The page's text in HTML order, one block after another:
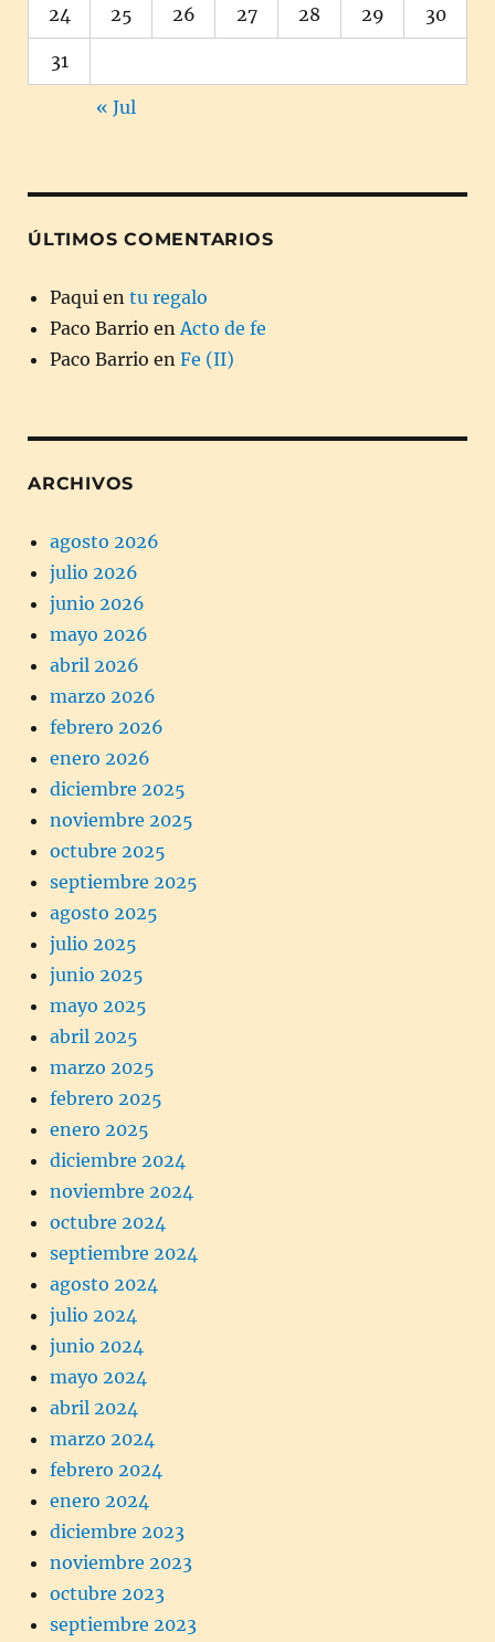
24 25 26 27 28 29 30
31
« Jul
ÚLTIMOS COMENTARIOS
Paqui en tu regalo
Paco Barrio en Acto de fe
Paco Barrio en Fe (II)
ARCHIVOS
agosto 2026
julio 2026
junio 2026
mayo 2026
abril 2026
marzo 2026
febrero 2026
enero 2026
diciembre 2025
noviembre 2025
octubre 2025
septiembre 2025
agosto 2025
julio 2025
junio 2025
mayo 2025
abril 2025
marzo 2025
febrero 2025
enero 2025
diciembre 2024
noviembre 2024
octubre 2024
septiembre 2024
agosto 2024
julio 2024
junio 2024
mayo 2024
abril 2024
marzo 2024
febrero 2024
enero 2024
diciembre 2023
noviembre 2023
octubre 2023
septiembre 2023